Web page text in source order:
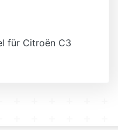
für Citroën C3